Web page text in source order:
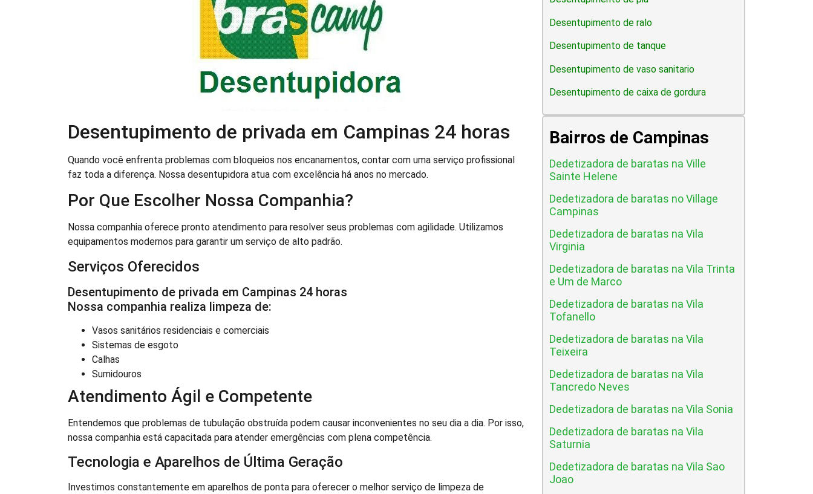
Desentupimento de privada em Campinas 24 horas
Quando você enfrenta problemas com bloqueios nos encanamentos, contar com uma serviço profissional
faz toda a diferença. Nossa desentupidora atua com excelência há anos no mercado.
Por Que Escolher Nossa Companhia?
Nossa companhia oferece pronto atendimento para resolver seus problemas com agilidade. Utilizamos
equipamentos modernos para garantir um serviço de alto padrão.
Serviços Oferecidos
Desentupimento de privada em Campinas 24 horas
Nossa companhia realiza limpeza de:
Vasos sanitários residenciais e comerciais
Sistemas de esgoto
Calhas
Sumidouros
Atendimento Ágil e Competente
Entendemos que problemas de tubulação obstruída podem causar inconvenientes no seu dia a dia. Por isso,
nossa companhia está capacitada para atender emergências com plena competência.
Tecnologia e Aparelhos de Última Geração
Investimos constantemente em aparelhos de ponta para oferecer o melhor serviço de limpeza de
Desentupimento de ralo
Desentupimento de tanque
Desentupimento de vaso sanitario
Desentupimento de caixa de gordura
Bairros de Campinas
Dedetizadora de baratas na Ville
Sainte Helene
Dedetizadora de baratas no Village
Campinas
Dedetizadora de baratas na Vila
Virginia
Dedetizadora de baratas na Vila Trinta
e Um de Marco
Dedetizadora de baratas na Vila
Tofanello
Dedetizadora de baratas na Vila
Teixeira
Dedetizadora de baratas na Vila
Tancredo Neves
Dedetizadora de baratas na Vila Sonia
Dedetizadora de baratas na Vila
Saturnia
Dedetizadora de baratas na Vila Sao
Joao